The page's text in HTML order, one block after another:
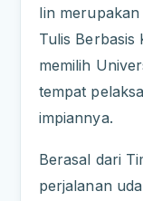
Iin
Tulis Berbasis
memilih
tempat
impiannya.
Berasal dari
perjalanan